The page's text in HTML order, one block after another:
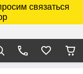
связаться